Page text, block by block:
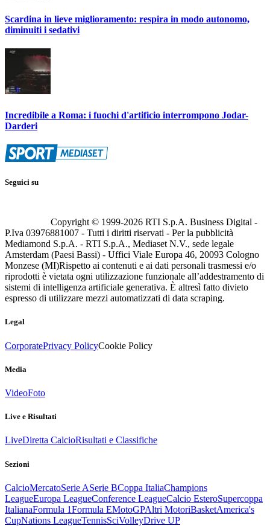
Scardina in lieve miglioramento: respira in modo autonomo,
diminuiti i sedativi
Incredibile a Roma: i fuochi d'artificio interrompono Jodar-
Darderi
Seguici su
Copyright © 1999-2026 RTI S.p.A. Business Digital -
P.Iva 03976881007 - Tutti i diritti riservati - Per la pubblicità
Mediamond S.p.A. - RTI S.p.A., Mediaset N.V., sede legale
Amsterdam (Paesi Bassi) - Uffici Viale Europa 46, 20093 Cologno
Monzese (MI)Rispetto ai contenuti e ai dati personali trasmessi e/o
riprodotti è vietata ogni utilizzazione funzionale all’addestramento di
sistemi di intelligenza artificiale generativa. È altresì fatto divieto
espresso di utilizzare mezzi automatizzati di data scraping.
Legal
CorporatePrivacy PolicyCookie Policy
Media
VideoFoto
Live e Risultati
LiveDiretta CalcioRisultati e Classifiche
Sezioni
CalcioMercatoSerie ASerie BCoppa ItaliaChampions
LeagueEuropa LeagueConference LeagueCalcio EsteroSupercoppa
ItalianaFormula 1Formula EMotoGPAltri MotoriBasketAmerica's
CupNations LeagueTennisSciVolleyDrive UP